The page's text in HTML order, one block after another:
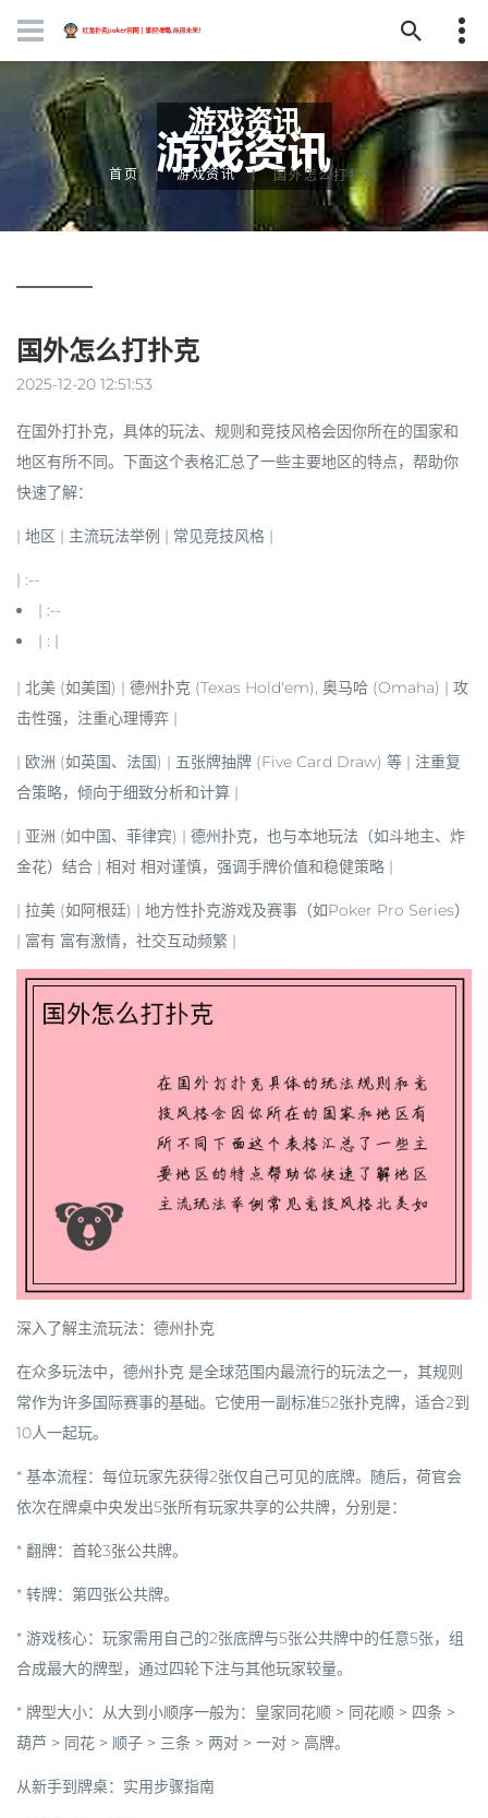
游戏资讯
首页 游戏资讯 国外怎么打扑克
国外怎么打扑克
2025-12-20 12:51:53
在国外打扑克，具体的玩法、规则和竞技风格会因你所在的国家和
地区有所不同。下面这个表格汇总了一些主要地区的特点，帮助你
快速了解：
| 地区 | 主流玩法举例 | 常见竞技风格 |
| :--
| :--
| : |
| 北美 (如美国) | 德州扑克 (Texas Hold'em), 奥马哈 (Omaha) | 攻
击性强，注重心理博弈 |
| 欧洲 (如英国、法国) | 五张牌抽牌 (Five Card Draw) 等 | 注重复
合策略，倾向于细致分析和计算 |
| 亚洲 (如中国、菲律宾) | 德州扑克，也与本地玩法（如斗地主、炸
金花）结合 | 相对 相对谨慎，强调手牌价值和稳健策略 |
| 拉美 (如阿根廷) | 地方性扑克游戏及赛事（如Poker Pro Series）
| 富有 富有激情，社交互动频繁 |
深入了解主流玩法：德州扑克
在众多玩法中， 德州扑克 是全球范围内最流行的玩法之一，其规则
常作为许多国际赛事的基础。它使用一副标准52张扑克牌，适合2到
10人一起玩。
* 基本流程：每位玩家先获得2张仅自己可见的底牌。随后，荷官会
依次在牌桌中央发出5张所有玩家共享的公共牌，分别是：
* 翻牌：首轮3张公共牌。
* 转牌：第四张公共牌。
* 游戏核心：玩家需用自己的2张底牌与5张公共牌中的任意5张，组
合成最大的牌型，通过四轮下注与其他玩家较量。
* 牌型大小：从大到小顺序一般为： 皇家同花顺 > 同花顺 > 四条 >
葫芦 > 同花 > 顺子 > 三条 > 两对 > 一对 > 高牌。
从新手到牌桌：实用步骤指南